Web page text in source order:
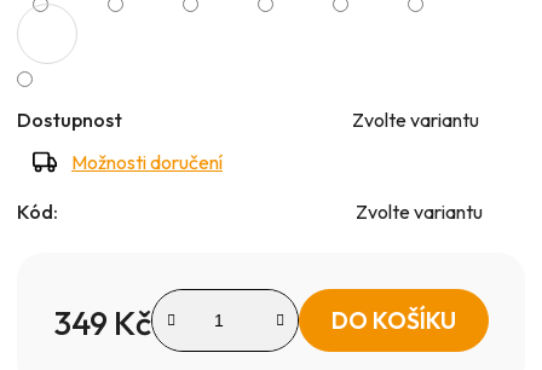
Dostupnost
Zvolte variantu
Možnosti doručení
Kód: Zvolte variantu
349 Kč DO KOŠÍKU